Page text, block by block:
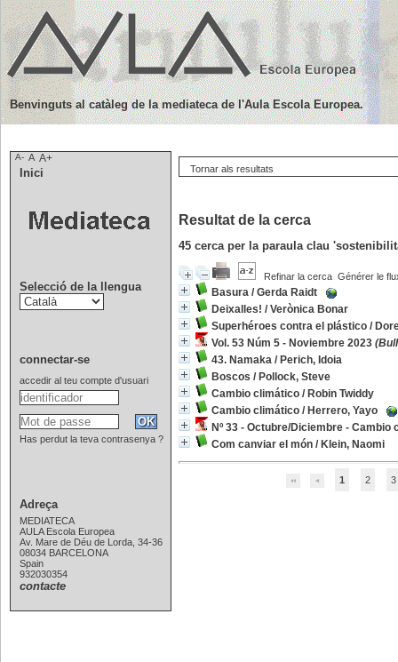
Tornar als resultats
Resultat de la cerca
45 cerca per la paraula clau
Refinar la cerca Générer le
Basura /Gerda Raidt
Deixalles! /Verònica Bonar
Superhéroes contra el plástico /
Vol. 53 Núm 5 - Noviembre 2023
43. Namaka / Perich, Idoia
Boscos / Pollock, Steve
Cambio climático / Robin Twiddy
Cambio climático / Herrero, Yayo
Nº 33 - Octubre/Diciembre -
Com canviar el món / Klein, Naomi
1 2 3
Benvinguts al catàleg de la mediateca de l'Aula Escola Europea.
A- A A+
Inici
Selecció de la llengua
connectar-se
accedir al teu compte d'usuari
Has perdut la teva contrasenya ?
Adreça
MEDIATECA
AULA Escola Europea
Av. Mare de Déu de Lorda, 34-36
08034 BARCELONA
Spain
932030354
contacte